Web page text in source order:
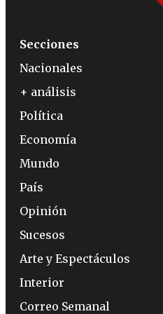
Secciones
Nacionales
+ análisis
Política
Economía
Mundo
País
Opinión
Sucesos
Arte y Espectáculos
Interior
Correo Semanal